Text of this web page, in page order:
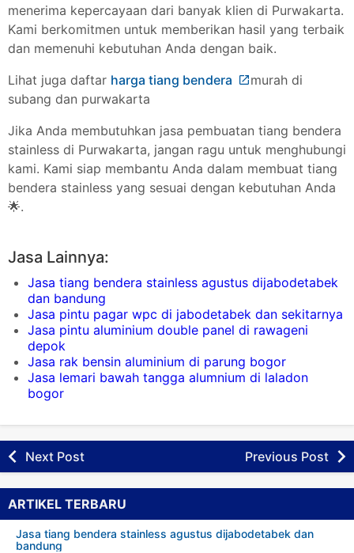
menerima kepercayaan dari banyak klien di Purwakarta.
Kami berkomitmen untuk memberikan hasil yang terbaik
dan memenuhi kebutuhan Anda dengan baik.
Lihat juga daftar harga tiang bendera
murah di
subang dan purwakarta
Jika Anda membutuhkan jasa pembuatan tiang bendera
stainless di Purwakarta, jangan ragu untuk menghubungi
kami. Kami siap membantu Anda dalam membuat tiang
bendera stainless yang sesuai dengan kebutuhan Anda
🌟.
Jasa Lainnya:
Jasa tiang bendera stainless agustus dijabodetabek
dan bandung
Jasa pintu pagar wpc di jabodetabek dan sekitarnya
Jasa pintu aluminium double panel di rawageni
depok
Jasa rak bensin aluminium di parung bogor
Jasa lemari bawah tangga alumnium di laladon
bogor
Next Post Previous Post
ARTIKEL TERBARU
Jasa tiang bendera stainless agustus dijabodetabek dan
bandung